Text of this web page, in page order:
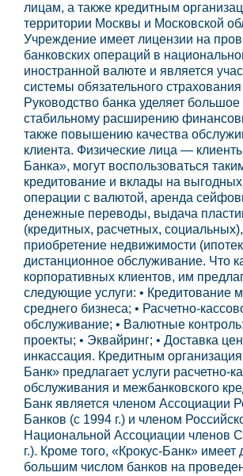
лицам, а также кредитным
территории Москвы и Московской
Учреждение имеет лицензии на
банковских операций в
иностранной валюте и является
системы обязательного
Руководство банка уделяет
стабильному расширению
также повышению качества
клиента. Физические лица —
Банка», могут воспользоваться
кредитование и вклады на
операции с валютой, аренда
денежные переводы, выдача
(кредитных, расчетных,
приобретение недвижимости
дистанционное обслуживание. Что
корпоративных клиентов, им
следующие услуги: • Кредитование
среднего бизнеса; • Расчетно-
обслуживание; • Валютные
проекты; • Эквайринг; • Доставка
инкассация. Кредитным
Банк» предлагает услуги расчетно-
обслуживания и межбанковского
Банк является членом Ассоциации
Банков (с 1994 г.) и членом
Национальной Ассоциации членов
г.). Кроме того, «Крокус-Банк» имеет
большим числом банков на